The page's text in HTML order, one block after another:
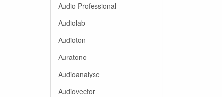
Audio Professional
Audiolab
Audioton
Auratone
Audioanalyse
Audiovector